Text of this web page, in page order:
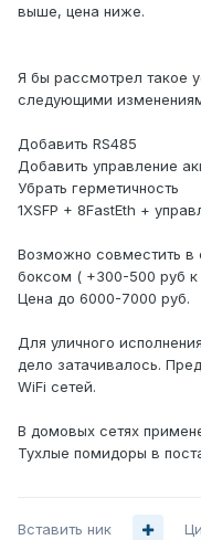
выше, цена ниже.
Я бы рассмотрел такое
следующими
Добавить RS485
Добавить управление
Убрать герметичность
1XSFP + 8FastEth +
Возможно совместить в
боксом ( +300-500 руб к
Цена до 6000-7000 руб.
Для уличного
дело затачивалось.
WiFi сетей.
В домовых сетях
Тухлые помидоры в
Вставить ник